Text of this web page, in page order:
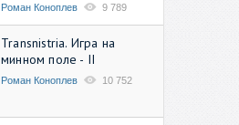
Роман Коноплев 9 789
Transnistria. Игра на
минном поле - II
Роман Коноплев 10 752